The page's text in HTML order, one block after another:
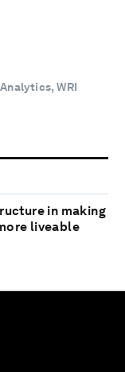
WRI
in making
liveable